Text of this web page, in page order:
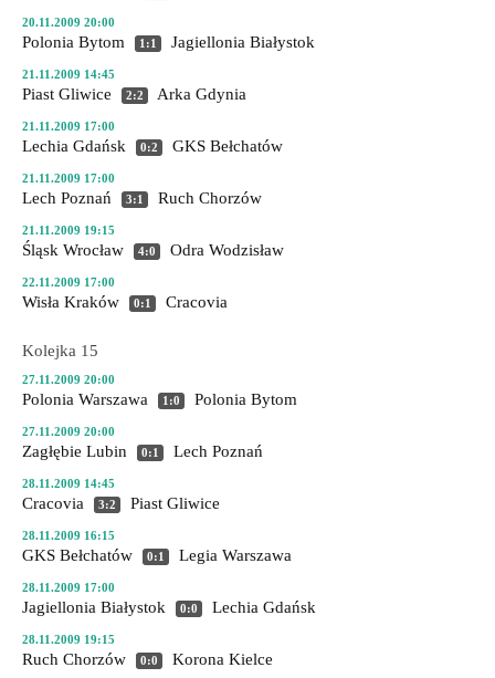
20.11.2009 20:00
Polonia Bytom 1:1 Jagiellonia Białystok
21.11.2009 14:45
Piast Gliwice 2:2 Arka Gdynia
21.11.2009 17:00
Lechia Gdańsk 0:2 GKS Bełchatów
21.11.2009 17:00
Lech Poznań 3:1 Ruch Chorzów
21.11.2009 19:15
Śląsk Wrocław 4:0 Odra Wodzisław
22.11.2009 17:00
Wisła Kraków 0:1 Cracovia
Kolejka 15
27.11.2009 20:00
Polonia Warszawa 1:0 Polonia Bytom
27.11.2009 20:00
Zagłębie Lubin 0:1 Lech Poznań
28.11.2009 14:45
Cracovia 3:2 Piast Gliwice
28.11.2009 16:15
GKS Bełchatów 0:1 Legia Warszawa
28.11.2009 17:00
Jagiellonia Białystok 0:0 Lechia Gdańsk
28.11.2009 19:15
Ruch Chorzów 0:0 Korona Kielce